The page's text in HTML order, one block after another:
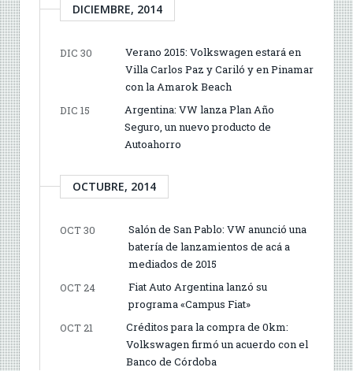
DICIEMBRE, 2014
DIC 30
Verano 2015: Volkswagen estará en
Villa Carlos Paz y Cariló y en Pinamar
con la Amarok Beach
DIC 15
Argentina: VW lanza Plan Año
Seguro, un nuevo producto de
Autoahorro
OCTUBRE, 2014
OCT 30
Salón de San Pablo: VW anunció una
batería de lanzamientos de acá a
mediados de 2015
OCT 24
Fiat Auto Argentina lanzó su
programa «Campus Fiat»
OCT 21
Créditos para la compra de 0km:
Volkswagen firmó un acuerdo con el
Banco de Córdoba